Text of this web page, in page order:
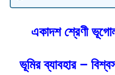
একাদশ শ্রেণী
ভূমির ব্যাবহার –